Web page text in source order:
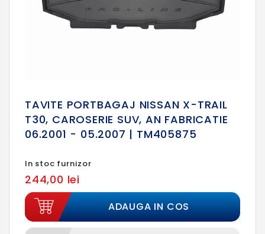
TAVITE PORTBAGAJ NISSAN X-TRAIL
T30, CAROSERIE SUV, AN FABRICATIE
06.2001 - 05.2007 | TM405875
In stoc furnizor
244,00 lei
ADAUGA IN COS